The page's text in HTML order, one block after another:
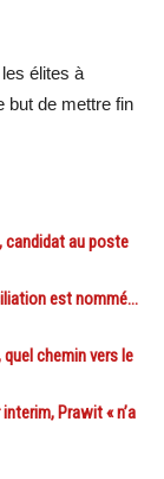
les élites à
but de mettre fin
candidat au poste
est nommé…
quel chemin vers le
Prawit « n’a